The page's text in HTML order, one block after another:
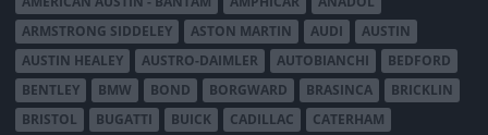
ARMSTRONG SIDDELEY
ASTON MARTIN AUDI
AUSTIN
AUSTIN HEALEY
AUSTRO-DAIMLER AUTOBIANCHI
BEDFORD
BENTLEY
BMW BOND BORGWARD BRASINCA
BRICKLIN
BRISTOL
BUGATTI BUICK CADILLAC
CATERHAM